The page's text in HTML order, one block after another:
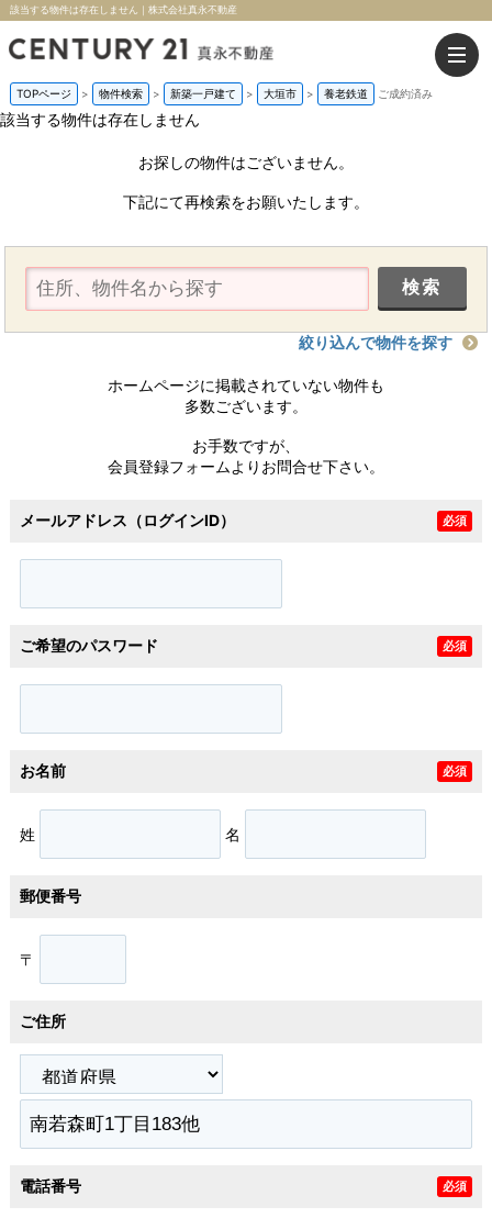
該当する物件は存在しません｜株式会社真永不動産
TOPページ > 物件検索 > 新築一戸建て > 大垣市 > 養老鉄道 ご成約済み
該当する物件は存在しません
お探しの物件はございません。
下記にて再検索をお願いたします。
絞り込んで物件を探す
ホームページに掲載されていない物件も
多数ございます。
お手数ですが、
会員登録フォームよりお問合せ下さい。
メールアドレス（ログインID） 必須
ご希望のパスワード 必須
お名前 必須
姓 名
郵便番号
〒
ご住所
電話番号 必須